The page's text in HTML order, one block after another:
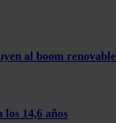
al boom renovable
14,6 años